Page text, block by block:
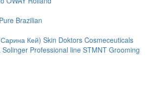
Pure Brazilian
Кей) Skin Doktors Cosmeceuticals
Solinger Professional line STMNT Grooming